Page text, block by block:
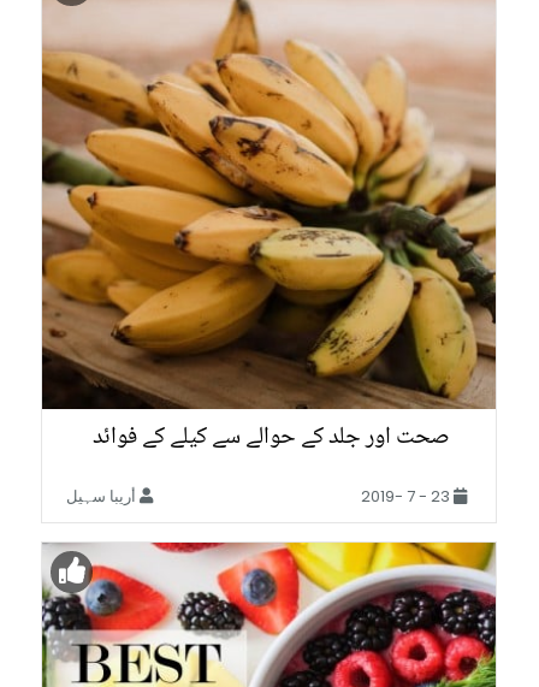
صحت اور جلد کے حوالے سے کیلے کے فوائد
أريبا سہیل